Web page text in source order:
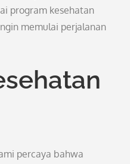
program kesehatan
memulai perjalanan
percaya bahwa